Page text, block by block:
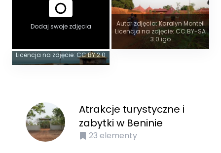
Dodaj swoje zdjęcia
Autor zdjęcia: Karalyn Monteil
Licencja na zdjęcie: CC BY-SA
3.0 igo
Widok panoramiczny
Voodoo_Temple_(Ouidah,_Benin).jpg
Licencja na zdjęcie: CC BY 2.0
Atrakcje turystyczne i
zabytki w Beninie
23 elementy